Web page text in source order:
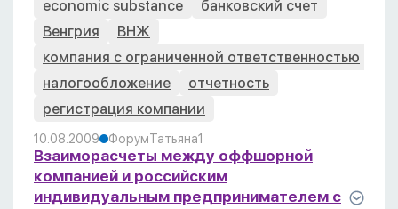
economic substance
банковский счет
Венгрия
ВНЖ
компания с ограниченной ответственностью
налогообложение
отчетность
регистрация компании
10.08.2009 ФорумТатьяна1
Взаиморасчеты между оффшорной
компанией и российским
индивидуальным предпринимателем с